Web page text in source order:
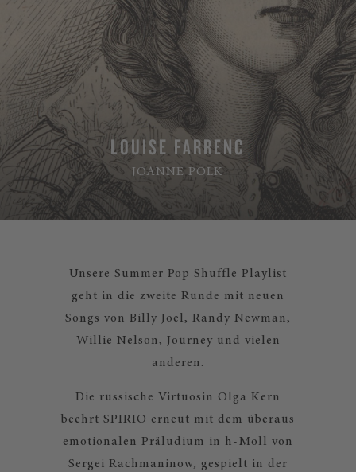
LOUISE FARRENC
JOANNE POLK
Unsere Summer Pop Shuffle Playlist
geht in die zweite Runde mit neuen
Songs von Billy Joel, Randy Newman,
Willie Nelson, Journey und vielen
anderen.
Die russische Virtuosin Olga Kern
beehrt SPIRIO erneut mit dem überaus
emotionalen Präludium in h-Moll von
Sergei Rachmaninow, gespielt in der